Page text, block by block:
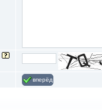
вперёд